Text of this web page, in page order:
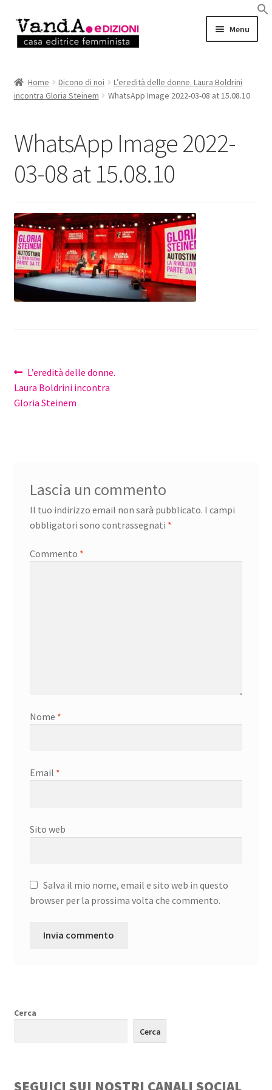
Vai
alla
Vai
al
Menu
EBOOK
CHI SIAMO
Home Dicono di noi
L’eredità delle donne. Laura Boldrini
incontra Gloria Steinem
WhatsApp Image 2022-03-08 at 15.08.10
WhatsApp Image 2022-
03-08 at 15.08.10
Navigazione
articoli
Articolo
precedente:
L’eredità delle donne.
Laura Boldrini incontra
Gloria Steinem
Lascia un commento
Il tuo indirizzo email non sarà pubblicato. I campi
obbligatori sono contrassegnati *
Commento *
Nome *
Email *
Sito web
Salva il mio nome, email e sito web in questo
browser per la prossima volta che commento.
Cerca
Cerca
SEGUICI SUI NOSTRI CANALI SOCIAL